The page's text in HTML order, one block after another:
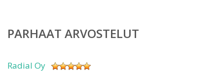
PARHAAT ARVOSTELUT
Radial Oy